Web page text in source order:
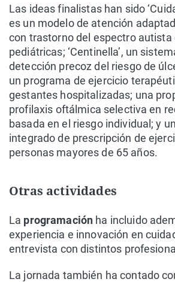
Las ideas finalistas han sido
es un modelo de atención
con trastorno del espectro autista
pediátricas; ‘Centinella’, un
detección precoz del riesgo de
un programa de ejercicio
gestantes hospitalizadas; una
profilaxis oftálmica selectiva en
basada en el riesgo individual; y
integrado de prescripción de
personas mayores de 65 años.
Otras actividades
La programación ha incluido
experiencia e innovación en
entrevista con distintos
La jornada también ha contado